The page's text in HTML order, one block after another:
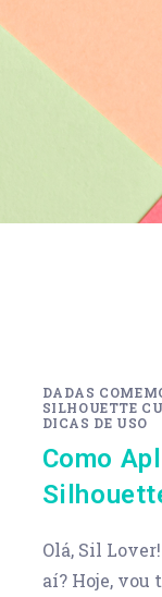
DADAS
SILHOUETTE
DICAS DE USO
Como
Olá, Sil
aí? Hoje, vou